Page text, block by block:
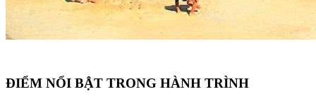
ĐIỂM NỔI BẬT TRONG HÀNH TRÌNH